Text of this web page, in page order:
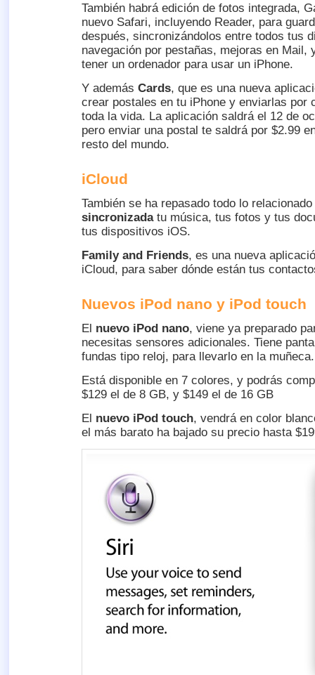
También habrá edición de fotos integrada,
nuevo Safari, incluyendo Reader, para
después, sincronizándolos entre todos tus
navegación por pestañas, mejoras en Mail,
tener un ordenador para usar un iPhone.
Y además Cards, que es una nueva
crear postales en tu iPhone y enviarlas por
toda la vida. La aplicación saldrá el 12 de
pero enviar una postal te saldrá por $2.99
resto del mundo.
iCloud
También se ha repasado todo lo
sincronizadatu música, tus fotos y tus
tus dispositivos iOS.
Family and Friends, es una nueva
iCloud, para saber dónde están tus
Nuevos iPod nano y iPod touch
El nuevo iPod nano, viene ya preparado
necesitas sensores adicionales. Tiene
fundas tipo reloj, para llevarlo en la muñeca.
Está disponible en 7 colores, y podrás
$129 el de 8 GB, y $149 el de 16 GB
El nuevo iPod touch, vendrá en color
el más barato ha bajado su precio hasta